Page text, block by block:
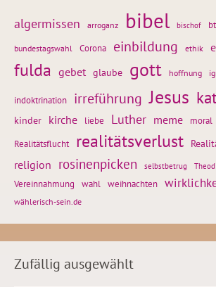
algermissen arroganz bibel bischof
bundestagswahl Corona einbildung ethik
fulda gebet glaube gott hoffnung
indoktrination irreführung Jesus
kinder kirche liebe Luther meme moral
Realitätsflucht realitätsverlust
religion rosinenpicken selbstbetrug
Vereinnahmung wahl weihnachten
wählerisch-sein.de
Zufällig ausgewählt